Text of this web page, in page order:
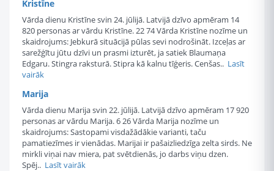
Kristīne
Vārda dienu Kristīne svin 24. jūlijā. Latvijā dzīvo apmēram 14
820 personas ar vārdu Kristīne. 22 74 Vārda Kristīne nozīme un
skaidrojums: Jebkurā situācijā pūlas sevi nodrošināt. Izceļas ar
sarežģītu jūtu dzīvi un prasmi izturēt, ja satiek Blaumaņa
Edgaru. Stingra raksturā. Stipra kā kalnu tīģeris. Cenšas.. Lasīt
vairāk
Marija
Vārda dienu Marija svin 22. jūlijā. Latvijā dzīvo apmēram 17 920
personas ar vārdu Marija. 6 26 Vārda Marija nozīme un
skaidrojums: Sastopami visdažādākie varianti, taču
pamatiezīmes ir vienādas. Marijai ir pašaizliedzīga zelta sirds. Ne
mirkli viņai nav miera, pat svētdienās, jo darbs viņu dzen.
Spēj.. Lasīt vairāk